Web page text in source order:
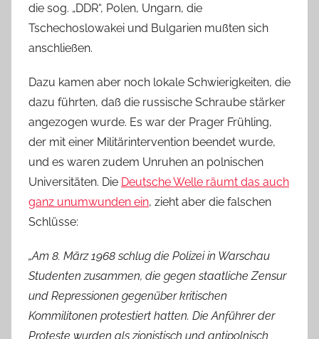
die sog. „DDR“, Polen, Ungarn, die
Tschechoslowakei und Bulgarien mußten sich
anschließen.
Dazu kamen aber noch lokale Schwierigkeiten, die
dazu führten, daß die russische Schraube stärker
angezogen wurde. Es war der Prager Frühling,
der mit einer Militärintervention beendet wurde,
und es waren zudem Unruhen an polnischen
Universitäten. Die Deutsche Welle räumt das auch
ganz unumwunden ein, zieht aber die falschen
Schlüsse:
„Am 8. März 1968 schlug die Polizei in Warschau
Studenten zusammen, die gegen staatliche Zensur
und Repressionen gegenüber kritischen
Kommilitonen protestiert hatten. Die Anführer der
Proteste wurden als zionistisch und antipolnisch